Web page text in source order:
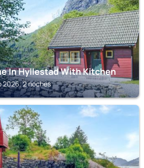
In Hyllestad With Kitchen
2026, 2 noches